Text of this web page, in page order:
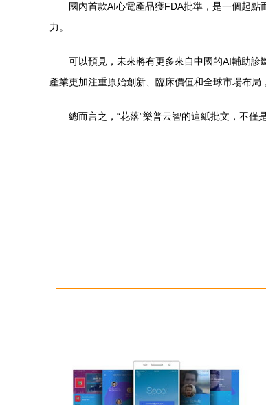
國內首款AI心電產品獲FDA批準，是一個起
力。
可以預見，未來將有更多來自中國的AI輔助診
產業更加注重原始創新、臨床價值和全球市場布局
總而言之，“花落”樂普云智的這紙批文，不